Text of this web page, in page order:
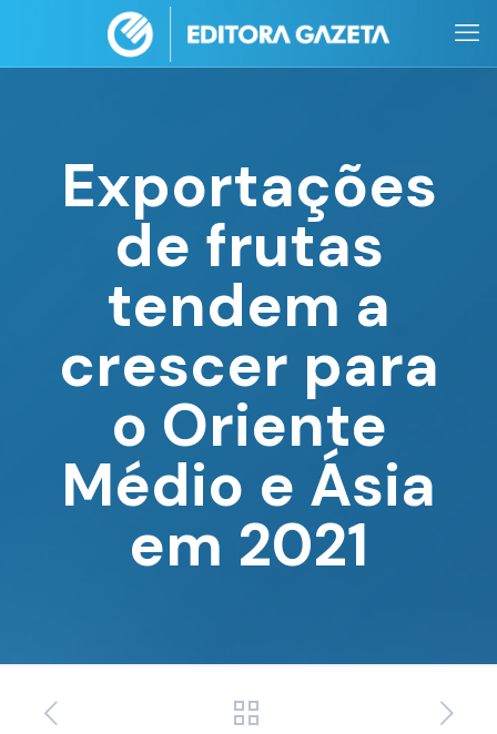
Exportações
de frutas
tendem a
crescer para
o Oriente
Médio e Ásia
em 2021